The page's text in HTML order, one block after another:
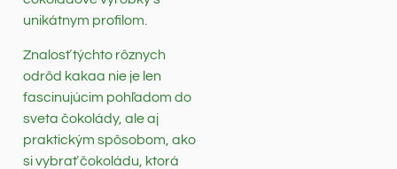
unikátnym profilom.
Znalosť týchto rôznych
odrôd kakaa nie je len
fascinujúcim pohľadom do
sveta čokolády, ale aj
praktickým spôsobom, ako
si vybrať čokoládu, ktorá